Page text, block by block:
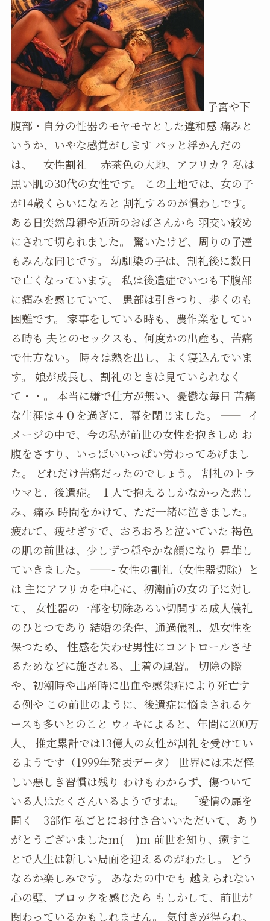
子宮や下
腹部・自分の性器のモヤモヤとした違和感 痛みと
いうか、いやな感覚がします パッと浮かんだの
は、「女性割礼」 赤茶色の大地、アフリカ？ 私は
黒い肌の30代の女性です。 この土地では、女の子
が14歳くらいになると 割礼するのが慣わしです。
ある日突然母親や近所のおばさんから 羽交い絞め
にされて切られました。 驚いたけど、周りの子達
もみんな同じです。 幼馴染の子は、割礼後に数日
で亡くなっています。 私は後遺症でいつも下腹部
に痛みを感じていて、 患部は引きつり、歩くのも
困難です。 家事をしている時も、農作業をしてい
る時も 夫とのセックスも、何度かの出産も、苦痛
で仕方ない。 時々は熱を出し、よく寝込んでいま
す。 娘が成長し、割礼のときは見ていられなく
て・・。 本当に嫌で仕方が無い、憂鬱な毎日 苦痛
な生涯は４０を過ぎに、幕を閉じました。 ——- イ
メージの中で、今の私が前世の女性を抱きしめ お
腹をさすり、いっぱいいっぱい労わってあげまし
た。 どれだけ苦痛だったのでしょう。 割礼のトラ
ウマと、後遺症。 １人で抱えるしかなかった悲し
み、痛み 時間をかけて、ただ一緒に泣きました。
疲れて、痩せぎすで、おろおろと泣いていた 褐色
の肌の前世は、少しずつ穏やかな顔になり 昇華し
ていきました。 ——- 女性の割礼（女性器切除）と
は 主にアフリカを中心に、初潮前の女の子に対し
て、 女性器の一部を切除あるい切開する成人儀礼
のひとつであり 結婚の条件、通過儀礼、処女性を
保つため、 性感を失わせ男性にコントロールさせ
るためなどに施される、土着の風習。 切除の際
や、初潮時や出産時に出血や感染症により死亡す
る例や この前世のように、後遺症に悩まされるケ
ースも多いとのこと ウィキによると、年間に200万
人、 推定累計では13億人の女性が割礼を受けてい
るようです（1999年発表データ） 世界には未だ怪
しい悪しき習慣は残り わけもわからず、傷ついて
いる人はたくさんいるようですね。 「愛情の扉を
開く」3部作 私ごとにお付き合いいただいて、あり
がとうございましたm(__)m 前世を知り、癒すこ
とで人生は新しい局面を迎えるのがわたし。 どう
なるか楽しみです。 あなたの中でも 越えられない
心の壁、ブロックを感じたら もしかして、前世が
関わっているかもしれません。 気付きが得られ、